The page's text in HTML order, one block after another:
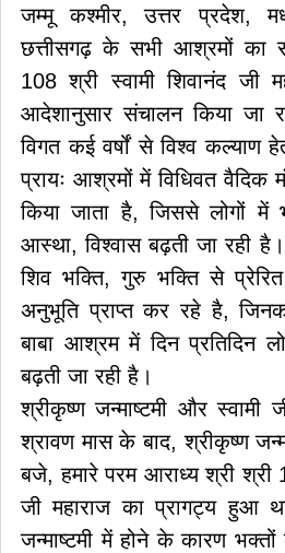
जम्मू कश्मीर, उत्तर प्रदेश,
छत्तीसगढ़ के सभी आश्रमों का
108 श्री स्वामी शिवानंद जी
आदेशानुसार संचालन किया जा
विगत कई वर्षों से विश्व कल्याण
प्रायः आश्रमों में विधिवत वैदिक
किया जाता है, जिससे लोगों में
आस्था, विश्वास बढ़ती जा रही
शिव भक्ति, गुरु भक्ति से
अनुभूति प्राप्त कर रहे है,
बाबा आश्रम में दिन प्रतिदिन
बढ़ती जा रही है।
श्रीकृष्ण जन्माष्टमी और स्वामी
श्रावण मास के बाद, श्रीकृष्ण
बजे, हमारे परम आराध्य श्री श्री
जी महाराज का प्रागट्य हुआ
जन्माष्टमी में होने के कारण